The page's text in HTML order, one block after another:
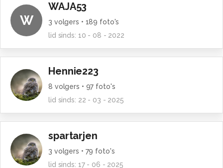
W
WAJA53
3 volgers • 189 foto's
lid sinds: 10 - 08 - 2022
Hennie223
8 volgers • 97 foto's
lid sinds: 22 - 03 - 2025
spartarjen
3 volgers • 79 foto's
lid sinds: 17 - 06 - 2025